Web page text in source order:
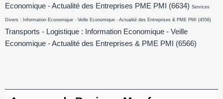
Economique - Actualité des Entreprises PME PMI
(6634) Services
Divers : Information Economique - Veille Economique - Actualité des Entreprises & PME PMI (4556)
Transports - Logistique : Information Economique - Veille
Economique - Actualité des Entreprises & PME PMI
(6566)